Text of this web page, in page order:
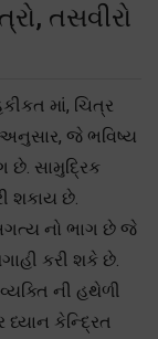
તસવીરો
માં, ચિત્ર
જે ભવિષ્ય
છે. સામુદ્રિક
શકાય છે.
નો ભાગ છે જે
કરી શકે છે.
ની હથેળી
કેન્દ્રિત